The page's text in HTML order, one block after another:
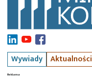
Wywiady Aktualności